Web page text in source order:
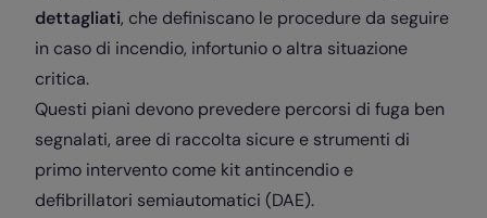
dettagliati, che definiscano le procedure da seguire
in caso di incendio, infortunio o altra situazione
critica.
Questi piani devono prevedere percorsi di fuga ben
segnalati, aree di raccolta sicure e strumenti di
primo intervento come kit antincendio e
defibrillatori semiautomatici (DAE).